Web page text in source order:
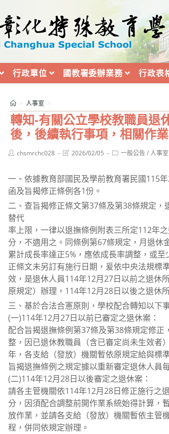
行政單位 國教署委辦業務 行政表
轉知-有關公立學校教職員退
後，後續執行事項，相關作
> 人事室 >
Postchsmrchc028
Post2026/02/05
Post一般公告 / 人事室
一、依據教育部國民及學前教育署民國115
函及旨揭修正條例各1份。
二、查旨揭修正條文第37條及第38條規定
替代
率上限，一律以退撫條例附表三所定112年
分，不適用之。同條例第67條規定，月退
累計成長率達正5%，應依成長率調整，或
正條文未另訂有施行日期，爰依中央法規標
效，是退休人員114年12月27日以前之退休
原規定）辦理，114年12月28日以後之退休
三、基於合法合憲原則，學校配合轉知以下
(一)114年12月27日以前已審定之退休案：
配合旨揭退撫條例第37條及第38條規定修
整，因已退休教職員（含已審定尚未生效者
年，各支給（發放）機關暫依原規定給與標
旨揭退撫條例之規定據以重新審定退休人員
(二)114年12月28日以後審定之退休案：
請各主管機關依114年12月28日修正施行之
分，因須配合調整前開作業系統始得計算，
放作業，並請各支給（發放）機關暫依主管
程，併同依規定辦理。